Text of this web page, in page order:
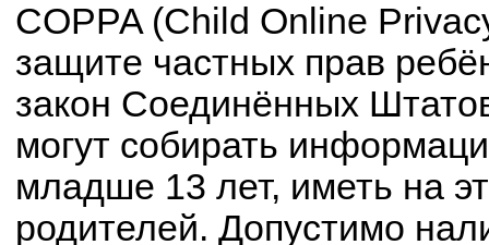
COPPA (Child Online
защите частных прав
закон Соединённых
могут собирать
младше 13 лет, иметь на
родителей. Допустимо